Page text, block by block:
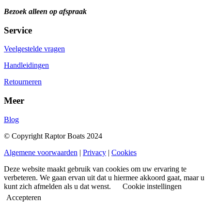
Bezoek alleen op afspraak
Service
Veelgestelde vragen
Handleidingen
Retourneren
Meer
Blog
© Copyright Raptor Boats 2024
Algemene voorwaarden | Privacy | Cookies
Deze website maakt gebruik van cookies om uw ervaring te
verbeteren. We gaan ervan uit dat u hiermee akkoord gaat, maar u
kunt zich afmelden als u dat wenst.
Cookie instellingen
Accepteren